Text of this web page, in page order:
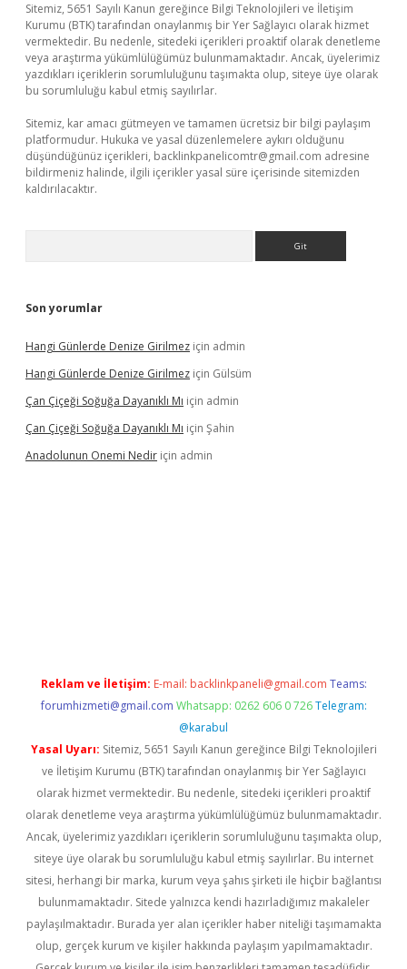
Sitemiz, 5651 Sayılı Kanun gereğince Bilgi Teknolojileri ve İletişim
Kurumu (BTK) tarafından onaylanmış bir Yer Sağlayıcı olarak hizmet
vermektedir. Bu nedenle, sitedeki içerikleri proaktif olarak denetleme
veya araştırma yükümlülüğümüz bulunmamaktadır. Ancak, üyelerimiz
yazdıkları içeriklerin sorumluluğunu taşımakta olup, siteye üye olarak
bu sorumluluğu kabul etmiş sayılırlar.
Sitemiz, kar amacı gütmeyen ve tamamen ücretsiz bir bilgi paylaşım
platformudur. Hukuka ve yasal düzenlemelere aykırı olduğunu
düşündüğünüz içerikleri, backlinkpanelicomtr@gmail.com adresine
bildirmeniz halinde, ilgili içerikler yasal süre içerisinde sitemizden
kaldırılacaktır.
Son yorumlar
Hangi Günlerde Denize Girilmez için admin
Hangi Günlerde Denize Girilmez için Gülsüm
Çan Çiçeği Soğuğa Dayanıklı Mı için admin
Çan Çiçeği Soğuğa Dayanıklı Mı için Şahin
Anadolunun Onemi Nedir için admin
Reklam ve İletişim: E-mail: backlinkpaneli@gmail.com Teams:
forumhizmeti@gmail.com Whatsapp: 0262 606 0 726 Telegram:
@karabul
Yasal Uyarı: Sitemiz, 5651 Sayılı Kanun gereğince Bilgi Teknolojileri
ve İletişim Kurumu (BTK) tarafından onaylanmış bir Yer Sağlayıcı
olarak hizmet vermektedir. Bu nedenle, sitedeki içerikleri proaktif
olarak denetleme veya araştırma yükümlülüğümüz bulunmamaktadır.
Ancak, üyelerimiz yazdıkları içeriklerin sorumluluğunu taşımakta olup,
siteye üye olarak bu sorumluluğu kabul etmiş sayılırlar. Bu internet
sitesi, herhangi bir marka, kurum veya şahıs şirketi ile hiçbir bağlantısı
bulunmamaktadır. Sitede yalnızca kendi hazırladığımız makaleler
paylaşılmaktadır. Burada yer alan içerikler haber niteliği taşımamakta
olup, gerçek kurum ve kişiler hakkında paylaşım yapılmamaktadır.